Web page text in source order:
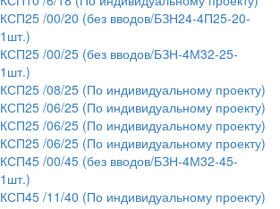
КСП25 /00/20 (без вводов/БЗН24-4П25-20-
1шт.)
КСП25 /00/25 (без вводов/БЗН-4М32-25-
1шт.)
КСП25 /08/25 (По индивидуальному проекту)
КСП25 /06/25 (По индивидуальному проекту)
КСП25 /06/25 (По индивидуальному проекту)
КСП25 /06/25 (По индивидуальному проекту)
КСП45 /00/45 (без вводов/БЗН-4М32-45-
1шт.)
КСП45 /11/40 (По индивидуальному проекту)